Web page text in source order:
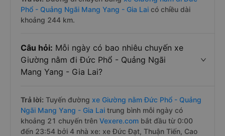
Phổ - Quảng Ngãi Mang Yang - Gia Lai có chiều dài
khoảng 244 km.
Câu hỏi: Mỗi ngày có bao nhiêu chuyến xe
Giường nằm đi Đức Phổ - Quảng Ngãi
Mang Yang - Gia Lai?
Trả lời: Tuyến đường xe Giường nằm Đức Phổ - Quảng
Ngãi Mang Yang - Gia Lai trung bình mỗi ngày có
khoảng 21 chuyến trên Vexere.com bắt đầu từ 0:00
đến 23:54 bởi 4 nhà xe: xe Đức Đạt, Thuận Tiến, Cao